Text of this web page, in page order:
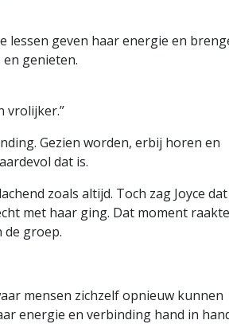
lessen geven haar energie en
genieten.
vrolijker.”
Gezien worden, erbij horen en
dat is.
zoals altijd. Toch zag Joyce
met haar ging. Dat moment raakte
de groep.
mensen zichzelf opnieuw kunnen
energie en verbinding hand in